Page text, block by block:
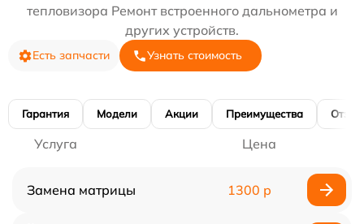
тепловизора Ремонт встроенного дальнометра и
других устройств.
Есть запчасти Узнать стоимость
Гарантия Модели Акции Преимущества
Услуга Цена
Замена матрицы 1300 р